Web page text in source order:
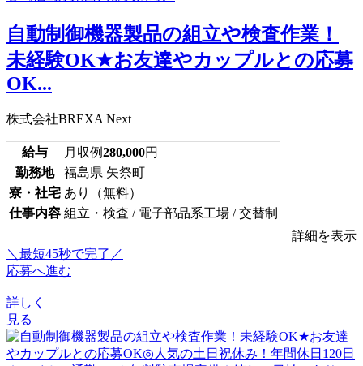
自動制御機器製品の組立や検査作業！
未経験OK★お友達やカップルとの応募
OK...
株式会社BREXA Next
給与 月収例280,000円
勤務地
福島県 矢祭町
寮・社宅 あり（無料）
仕事内容 組立・検査 / 電子部品系工場 / 交替制
詳細を表示
＼最短45秒で完了／
応募へ進む
詳しく
見る